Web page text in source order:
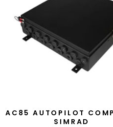
AC85 AUTOPILOT
SIMRAD